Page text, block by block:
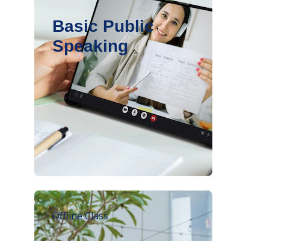
Basic Public
Speaking
Offline Class